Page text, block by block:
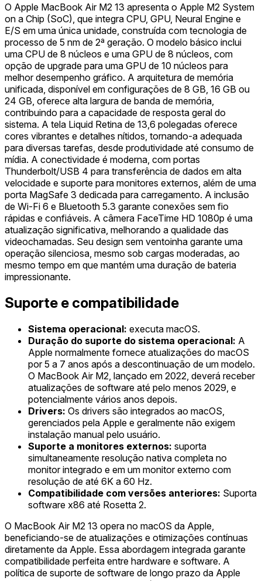
O Apple MacBook Air M2 13 apresenta o Apple M2 System
on a Chip (SoC), que integra CPU, GPU, Neural Engine e
E/S em uma única unidade, construída com tecnologia de
processo de 5 nm de 2ª geração. O modelo básico inclui
uma CPU de 8 núcleos e uma GPU de 8 núcleos, com
opção de upgrade para uma GPU de 10 núcleos para
melhor desempenho gráfico. A arquitetura de memória
unificada, disponível em configurações de 8 GB, 16 GB ou
24 GB, oferece alta largura de banda de memória,
contribuindo para a capacidade de resposta geral do
sistema. A tela Liquid Retina de 13,6 polegadas oferece
cores vibrantes e detalhes nítidos, tornando-a adequada
para diversas tarefas, desde produtividade até consumo de
mídia. A conectividade é moderna, com portas
Thunderbolt/USB 4 para transferência de dados em alta
velocidade e suporte para monitores externos, além de uma
porta MagSafe 3 dedicada para carregamento. A inclusão
de Wi-Fi 6 e Bluetooth 5.3 garante conexões sem fio
rápidas e confiáveis. A câmera FaceTime HD 1080p é uma
atualização significativa, melhorando a qualidade das
videochamadas. Seu design sem ventoinha garante uma
operação silenciosa, mesmo sob cargas moderadas, ao
mesmo tempo em que mantém uma duração de bateria
impressionante.
Suporte e compatibilidade
Sistema operacional: executa macOS.
Duração do suporte do sistema operacional: A
Apple normalmente fornece atualizações do macOS
por 5 a 7 anos após a descontinuação de um modelo.
O MacBook Air M2, lançado em 2022, deverá receber
atualizações de software até pelo menos 2029, e
potencialmente vários anos depois.
Drivers: Os drivers são integrados ao macOS,
gerenciados pela Apple e geralmente não exigem
instalação manual pelo usuário.
Suporte a monitores externos: suporta
simultaneamente resolução nativa completa no
monitor integrado e em um monitor externo com
resolução de até 6K a 60 Hz.
Compatibilidade com versões anteriores: Suporta
software x86 até Rosetta 2.
O MacBook Air M2 13 opera no macOS da Apple,
beneficiando-se de atualizações e otimizações contínuas
diretamente da Apple. Essa abordagem integrada garante
compatibilidade perfeita entre hardware e software. A
política de suporte de software de longo prazo da Apple